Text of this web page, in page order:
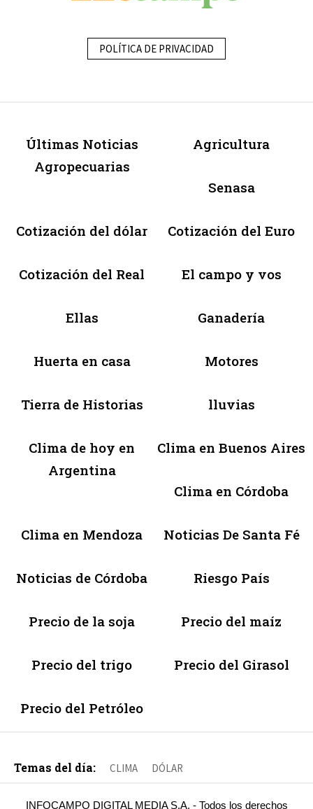
POLÍTICA DE PRIVACIDAD
Últimas Noticias
Agropecuarias
Agricultura
Senasa
Cotización del dólar Cotización del Euro
Cotización del Real El campo y vos
Ellas Ganadería
Huerta en casa Motores
Tierra de Historias lluvias
Clima de hoy en
Argentina
Clima en Buenos Aires
Clima en Córdoba
Clima en Mendoza Noticias De Santa Fé
Noticias de Córdoba Riesgo País
Precio de la soja Precio del maíz
Precio del trigo Precio del Girasol
Precio del Petróleo
Temas del día: CLIMA DÓLAR
INFOCAMPO DIGITAL MEDIA S.A. - Todos los derechos